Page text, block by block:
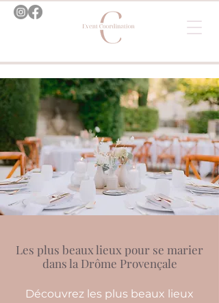
Les plus beaux lieux pour se marier
dans la Drôme Provençale
Découvrez les plus beaux lieux